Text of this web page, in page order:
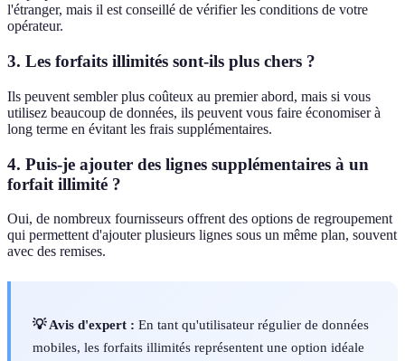
l'étranger, mais il est conseillé de vérifier les conditions de votre
opérateur.
3. Les forfaits illimités sont-ils plus chers ?
Ils peuvent sembler plus coûteux au premier abord, mais si vous
utilisez beaucoup de données, ils peuvent vous faire économiser à
long terme en évitant les frais supplémentaires.
4. Puis-je ajouter des lignes supplémentaires à un
forfait illimité ?
Oui, de nombreux fournisseurs offrent des options de regroupement
qui permettent d'ajouter plusieurs lignes sous un même plan, souvent
avec des remises.
💡 Avis d'expert : En tant qu'utilisateur régulier de données
mobiles, les forfaits illimités représentent une option idéale